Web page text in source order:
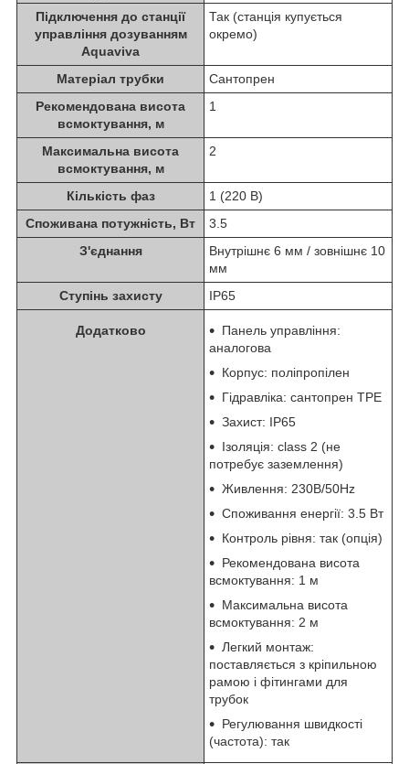
Підключення до станції
управління дозуванням
Aquaviva
Так (станція купується
окремо)
Матеріал трубки
Сантопрен
Рекомендована висота
всмоктування, м
1
Максимальна висота
всмоктування, м
2
Кількість фаз
1 (220 В)
Споживана потужність, Вт
3.5
З'єднання
Внутрішнє 6 мм / зовнішнє 10
мм
Ступінь захисту
IP65
Додатково
Панель управління:
аналогова
Корпус: поліпропілен
Гідравліка: сантопрен TPE
Захист: IP65
Ізоляція: class 2 (не
потребує заземлення)
Живлення: 230В/50Hz
Споживання енергії: 3.5 Вт
Контроль рівня: так (опція)
Рекомендована висота
всмоктування: 1 м
Максимальна висота
всмоктування: 2 м
Легкий монтаж:
поставляється з кріпильною
рамою і фітингами для
трубок
Регулювання швидкості
(частота): так